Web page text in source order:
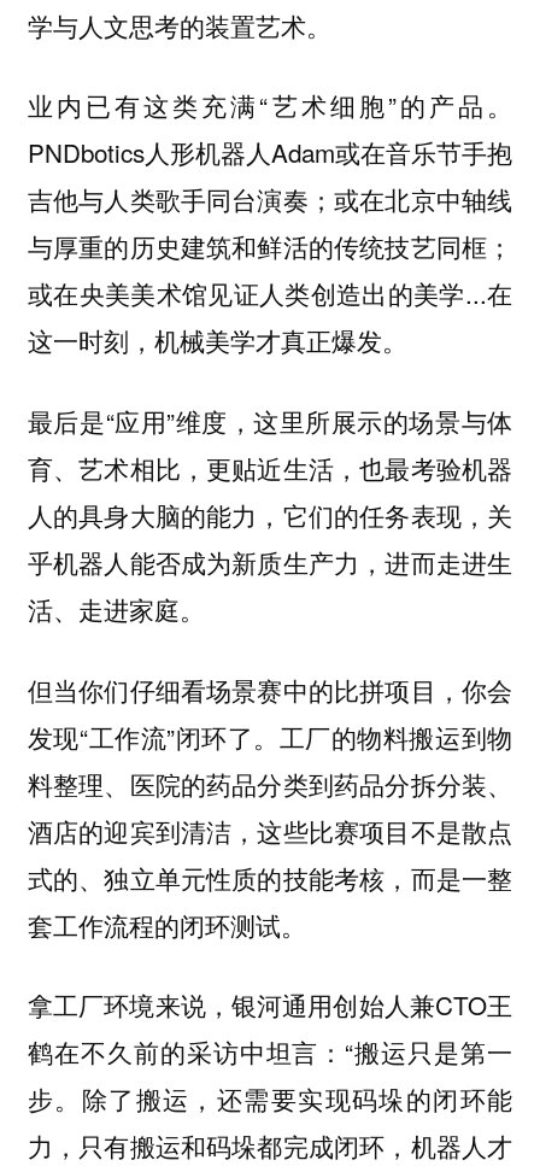
学与人文思考的装置艺术。
业内已有这类充满“艺术细胞”的产品。
PNDbotics人形机器人Adam或在音乐节手抱
吉他与人类歌手同台演奏；或在北京中轴线
与厚重的历史建筑和鲜活的传统技艺同框；
或在央美美术馆见证人类创造出的美学...在
这一时刻，机械美学才真正爆发。
最后是“应用”维度，这里所展示的场景与体
育、艺术相比，更贴近生活，也最考验机器
人的具身大脑的能力，它们的任务表现，关
乎机器人能否成为新质生产力，进而走进生
活、走进家庭。
但当你们仔细看场景赛中的比拼项目，你会
发现“工作流”闭环了。工厂的物料搬运到物
料整理、医院的药品分类到药品分拆分装、
酒店的迎宾到清洁，这些比赛项目不是散点
式的、独立单元性质的技能考核，而是一整
套工作流程的闭环测试。
拿工厂环境来说，银河通用创始人兼CTO王
鹤在不久前的采访中坦言：“搬运只是第一
步。除了搬运，还需要实现码垛的闭环能
力，只有搬运和码垛都完成闭环，机器人才